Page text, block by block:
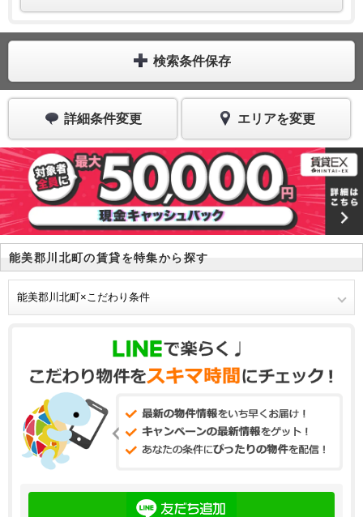
検索条件保存
詳細条件変更 エリアを変更
能美郡川北町の賃貸を特集から探す
能美郡川北町×こだわり条件